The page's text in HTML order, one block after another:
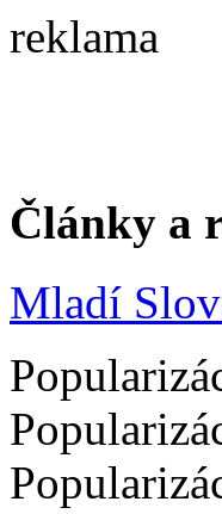
reklama
Články a
Mladí